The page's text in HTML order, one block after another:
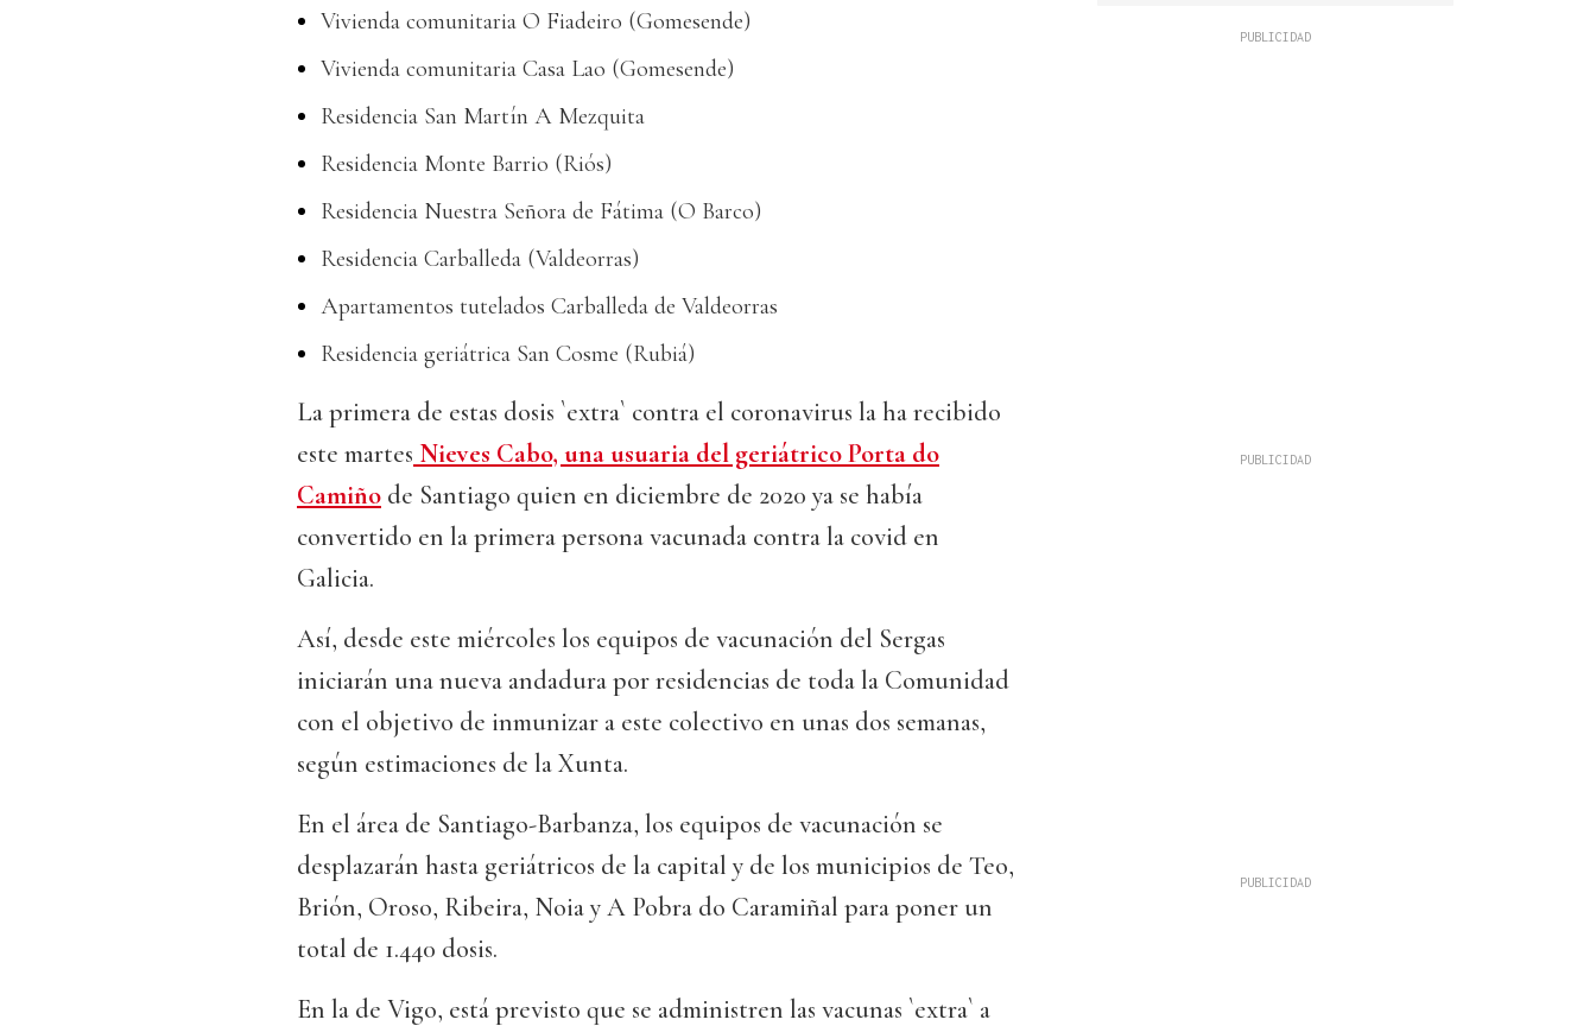
Vivienda comunitaria O Fiadeiro (Gomesende)
Vivienda comunitaria Casa Lao (Gomesende)
Residencia San Martín A Mezquita
Residencia Monte Barrio (Riós)
Residencia Nuestra Señora de Fátima (O Barco)
Residencia Carballeda (Valdeorras)
Apartamentos tutelados Carballeda de Valdeorras
Residencia geriátrica San Cosme (Rubiá)
La primera de estas dosis `extra` contra el coronavirus la ha recibido
este martes Nieves Cabo, una usuaria del geriátrico Porta do
Camiño de Santiago quien en diciembre de 2020 ya se había
convertido en la primera persona vacunada contra la covid en
Galicia.
Así, desde este miércoles los equipos de vacunación del Sergas
iniciarán una nueva andadura por residencias de toda la Comunidad
con el objetivo de inmunizar a este colectivo en unas dos semanas,
según estimaciones de la Xunta.
En el área de Santiago-Barbanza, los equipos de vacunación se
desplazarán hasta geriátricos de la capital y de los municipios de Teo,
Brión, Oroso, Ribeira, Noia y A Pobra do Caramiñal para poner un
total de 1.440 dosis.
En la de Vigo, está previsto que se administren las vacunas `extra` a